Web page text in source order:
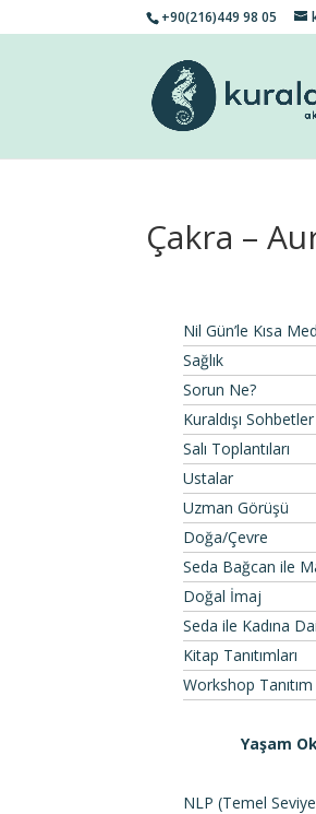
+90(216)449 98 05
Çakra –
Nil Gün’le Kısa
Sağlık
Sorun Ne?
Kuraldışı Sohbetler
Salı Toplantıları
Ustalar
Uzman Görüşü
Doğa/Çevre
Seda Bağcan ile
Doğal İmaj
Seda ile Kadına
Kitap Tanıtımları
Workshop Tanıtım
Yaşam
NLP (Temel